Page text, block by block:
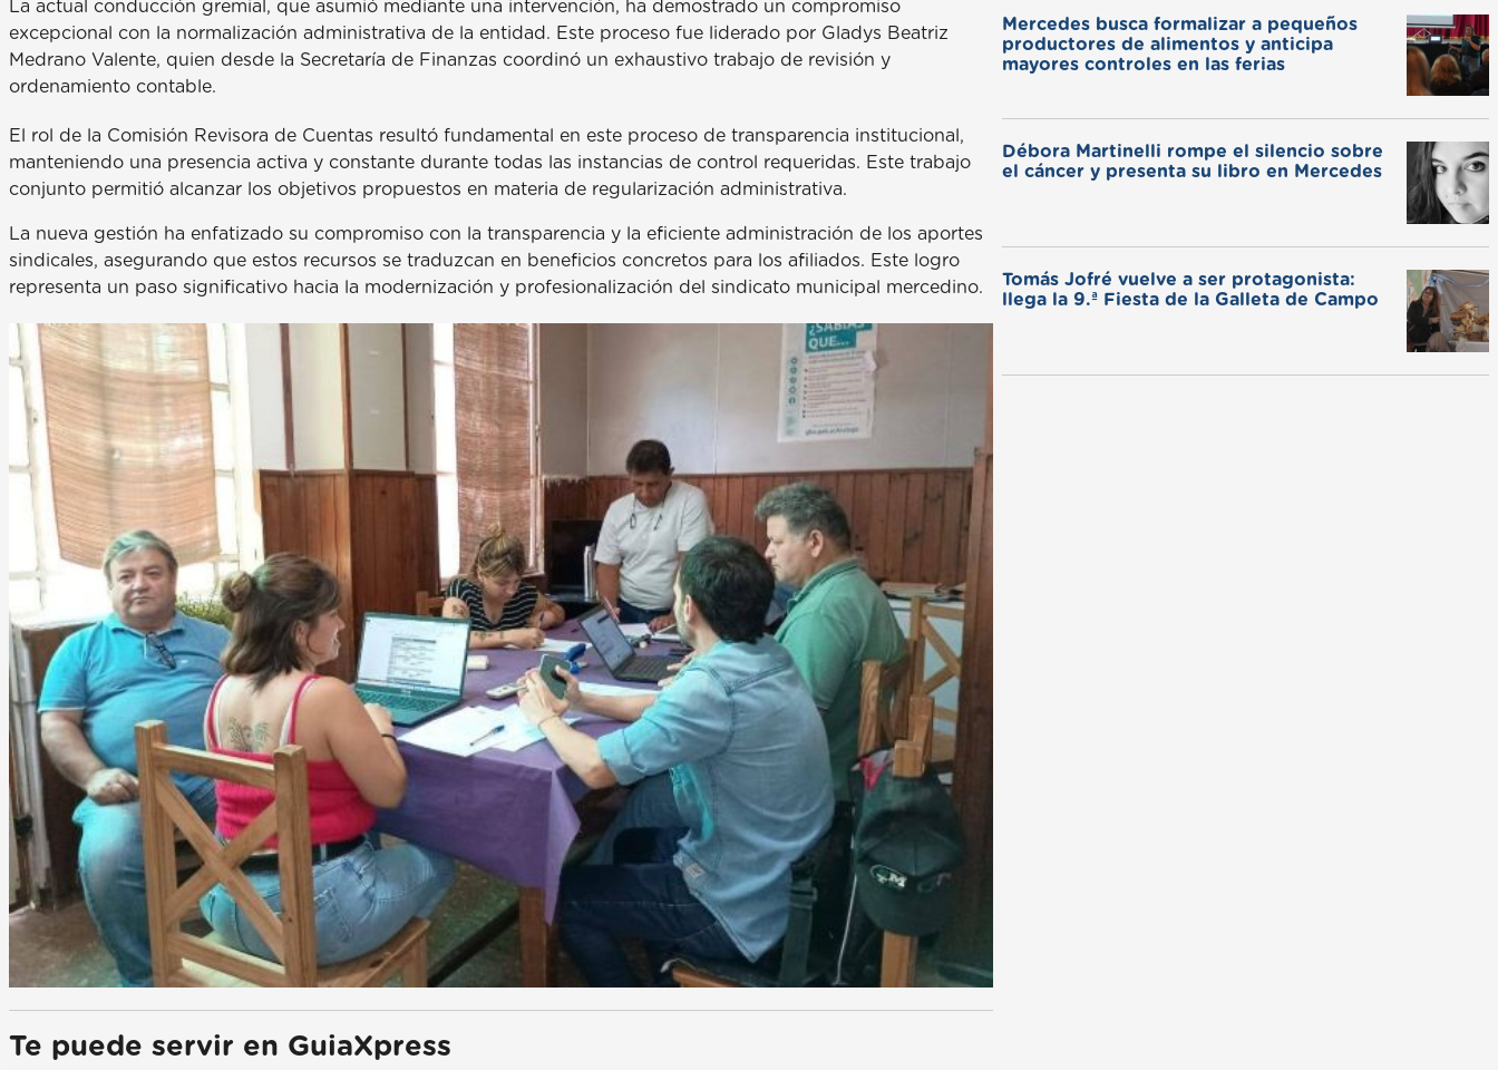
La actual conducción gremial, que asumió mediante una intervención, ha demostrado un compromiso
excepcional con la normalización administrativa de la entidad. Este proceso fue liderado por Gladys Beatriz
Medrano Valente, quien desde la Secretaría de Finanzas coordinó un exhaustivo trabajo de revisión y
ordenamiento contable.
El rol de la Comisión Revisora de Cuentas resultó fundamental en este proceso de transparencia institucional,
manteniendo una presencia activa y constante durante todas las instancias de control requeridas. Este trabajo
conjunto permitió alcanzar los objetivos propuestos en materia de regularización administrativa.
La nueva gestión ha enfatizado su compromiso con la transparencia y la eficiente administración de los aportes
sindicales, asegurando que estos recursos se traduzcan en beneficios concretos para los afiliados. Este logro
representa un paso significativo hacia la modernización y profesionalización del sindicato municipal mercedino.
Te puede servir en GuiaXpress
Mercedes busca formalizar a pequeños
productores de alimentos y anticipa
mayores controles en las ferias
Débora Martinelli rompe el silencio sobre
el cáncer y presenta su libro en Mercedes
Tomás Jofré vuelve a ser protagonista:
llega la 9.ª Fiesta de la Galleta de Campo